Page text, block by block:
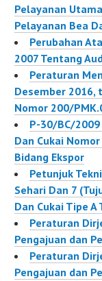
Pelayanan
Pelayanan Bea
Perubahan
2007 Tentang
Peraturan
Desember 2016,
Nomor 200/
P-30/BC/
Dan Cukai
Bidang Ekspor
Petunjuk
Sehari Dan 7
Dan Cukai Tipe A
Peraturan
Pengajuan dan
Peraturan
Pengajuan dan